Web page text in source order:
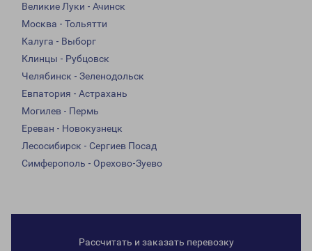
Великие Луки - Ачинск
Москва - Тольятти
Калуга - Выборг
Клинцы - Рубцовск
Челябинск - Зеленодольск
Евпатория - Астрахань
Могилев - Пермь
Ереван - Новокузнецк
Лесосибирск - Сергиев Посад
Симферополь - Орехово-Зуево
Рассчитать и заказать перевозку